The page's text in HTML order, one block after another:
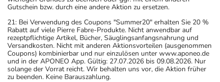
sich auf den letzten Tag des angegebenen Monats.
Gutschein bzw. durch eine andere Aktion zu ersetzen.
21: Bei Verwendung des Coupons "Summer20" erhalten Sie 20 %
Rabatt auf viele Pierre Fabre-Produkte. Nicht anwendbar auf
rezeptpflichtige Artikel, Bücher, Säuglingsanfangsnahrung und
Versandkosten. Nicht mit anderen Aktionsvorteilen (ausgenommen
Coupons) kombinierbar und nur einzulösen unter www.aponeo.de
und in der APONEO App. Gültig: 27.07.2026 bis 09.08.2026. Nur
solange der Vorrat reicht. Wir behalten uns vor, die Aktion früher
zu beenden. Keine Barauszahlung.